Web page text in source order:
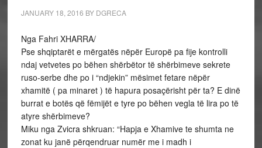
JANUARY 18, 2016 BY DGRECA
Nga Fahri XHARRA/
Pse shqiptarët e mërgatës nëpër Europë pa fije kontrolli
ndaj vetvetes po bëhen shërbëtor të shërbimeve sekrete
ruso-serbe dhe po i “ndjekin” mësimet fetare nëpër
xhamitë ( pa minaret ) të hapura posaçërisht për ta? E dinë
burrat e botës që fëmijët e tyre po bëhen vegla të lira po të
atyre shërbimeve?
Miku nga Zvicra shkruan: “Hapja e Xhamive te shumta ne
zonat ku janë përqendruar numër me i madh i